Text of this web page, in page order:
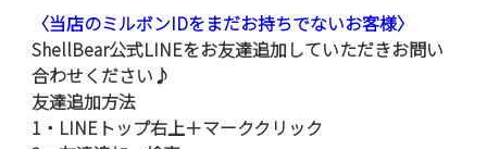
〈当店のミルボンIDをまだお持ちでないお客様〉
ShellBear公式LINEをお友達追加していただきお問い
合わせください♪
友達追加方法
1・LINEトップ右上＋マーククリック